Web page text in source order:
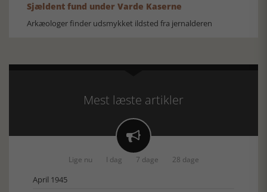
Sjældent fund under Varde Kaserne
Arkæologer finder udsmykket ildsted fra jernalderen
Mest læste artikler

Lige nu I dag 7 dage 28 dage
April 1945